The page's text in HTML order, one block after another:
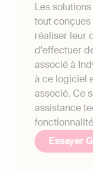
Les
tout
réaliser leur
d'effectuer
associé à
à ce logiciel
associé. Ce
assistance
Essayer